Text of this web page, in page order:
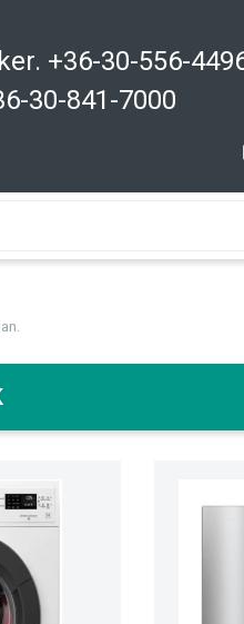
+36-30-556-
30-841-7000